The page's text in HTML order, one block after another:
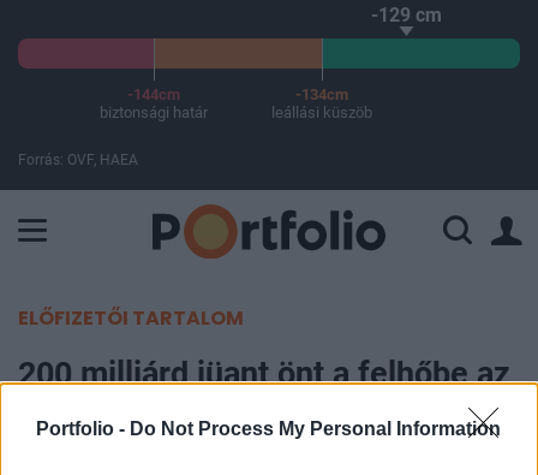
Portfolio - Do Not Process My Personal Information
-129 cm
-144cm
biztonsági határ
-134cm
leállási küszöb
Forrás: OVF, HAEA
ELŐFIZETŐI TARTALOM
200 milliárd jüant önt a felhőbe az
Alibaba